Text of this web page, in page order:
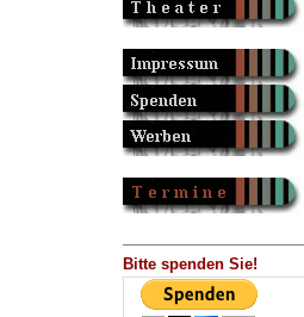
Bitte spenden Sie!